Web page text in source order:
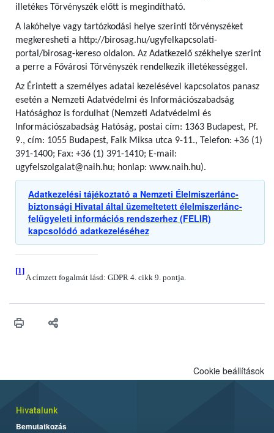
illetékes Törvényszék előtt is megindítható.
A lakóhelye vagy tartózkodási helye szerinti törvényszéket
megkeresheti a http://birosag.hu/ugyfelkapcsolati-
portal/birosag-kereso oldalon. Az Adatkezelő székhelye szerint
a perre a Fővárosi Törvényszék rendelkezik illetékességgel.
Az Érintett a személyes adatai kezelésével kapcsolatos panasz
esetén a Nemzeti Adatvédelmi és Információszabadság
Hatósághoz is fordulhat (Nemzeti Adatvédelmi és
Információszabadság Hatóság, postai cím: 1363 Budapest, Pf.
9., cím: 1055 Budapest, Falk Miksa utca 9-11., Telefon: +36 (1)
391-1400; Fax: +36 (1) 391-1410; E-mail:
ugyfelszolgalat@naih.hu; honlap: www.naih.hu).
Adatkezelési tájékoztató a Nemzeti Élelmiszerlánc-
biztonsági Hivatal által üzemeltetett élelmiszerlánc-
felügyeleti információs rendszerhez (FELIR)
kapcsolódó adatkezeléséhez
[1]
A címzett fogalmát lásd: GDPR 4. cikk 9. pontja.
Cookie beállítások
Hivatalunk
Bemutatkozás